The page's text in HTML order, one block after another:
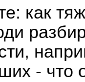
как
- что